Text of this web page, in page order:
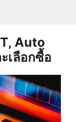
Auto
เลือกซื้อ